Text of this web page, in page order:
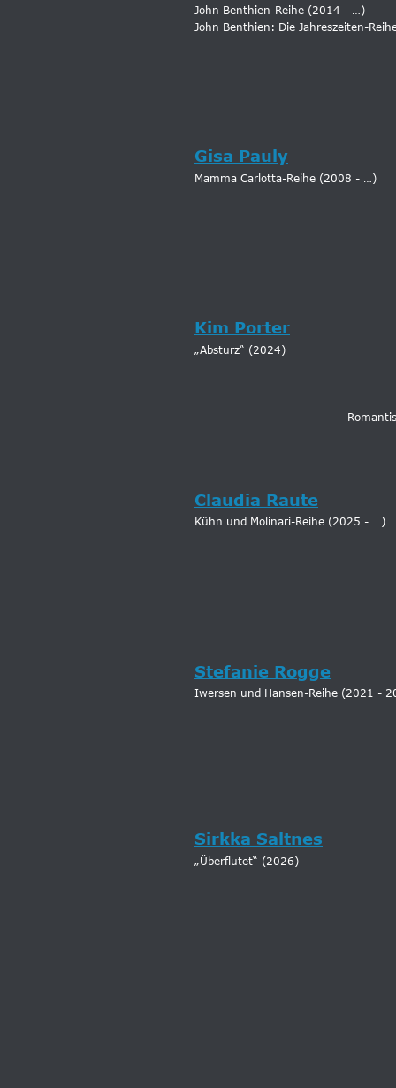
John Benthien-Reihe (2014 - …)
John Benthien: Die Jahreszeiten-
Gisa Pauly
Mamma Carlotta-Reihe (2008 - …)
Kim Porter
„Absturz“ (2024)
Claudia Raute
Kühn und Molinari-Reihe (2025 - …)
Stefanie Rogge
Iwersen und Hansen-Reihe (2021 -
Sirkka Saltnes
„Überflutet“ (2026)